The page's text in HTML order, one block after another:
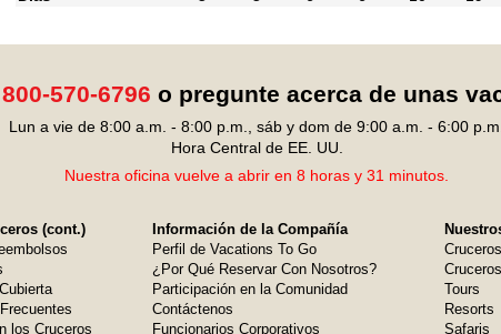
800-570-6796 o pregunte acerca de unas
Lun a vie de 8:00 a.m. - 8:00 p.m., sáb y dom de 9:00 a.m. - 6:00 p.m.
Hora Central de EE. UU.
Nuestra oficina vuelve a abrir en 8 horas y 31 minutos.
(cont.)
los Cruceros
Información de la Compañía
Perfil de Vacations To Go
¿Por Qué Reservar Con Nosotros?
Participación en la Comunidad
Contáctenos
Funcionarios Corporativos
Cruceros
Tours
Resorts
Safaris